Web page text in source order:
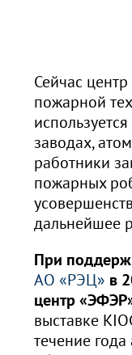
Сейчас
пожарной
заводах,
работники
пожарных
дальнейшее
При
АО «РЭЦ» в
центр
выставке
течение года